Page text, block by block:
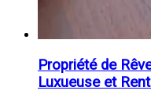
Propriété de
Luxueuse et